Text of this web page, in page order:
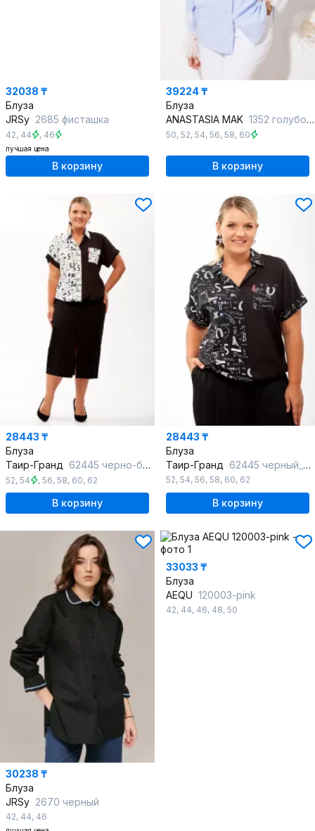
32038 ₸
Блуза
JRSy 2685 фисташка
42, 44 , 46
лучшая цена
В корзину
39224 ₸
Блуза
ANASTASIA MAK 1352 голубой+полоска
50, 52, 54, 56, 58, 60
В корзину
28443 ₸
Блуза
Таир-Гранд 62445 черно-белый_дизайн_3
52, 54 , 56, 58, 60, 62
В корзину
28443 ₸
Блуза
Таир-Гранд 62445 черный_дизайн_2
52, 54, 56, 58, 60, 62
В корзину
30238 ₸
Блуза
JRSy 2670 черный
42, 44, 46
33033 ₸
Блуза
AEQU 120003-pink
42, 44, 46, 48, 50